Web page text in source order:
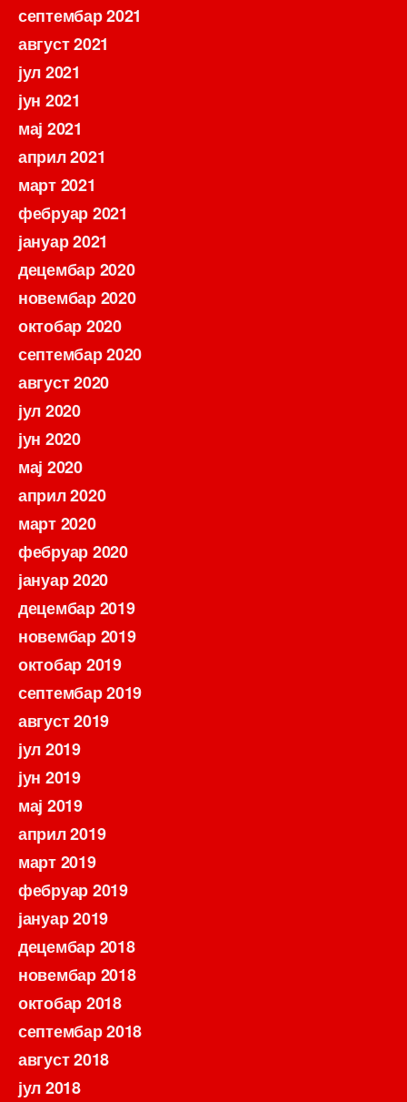
септембар 2021
август 2021
јул 2021
јун 2021
мај 2021
април 2021
март 2021
фебруар 2021
јануар 2021
децембар 2020
новембар 2020
октобар 2020
септембар 2020
август 2020
јул 2020
јун 2020
мај 2020
април 2020
март 2020
фебруар 2020
јануар 2020
децембар 2019
новембар 2019
октобар 2019
септембар 2019
август 2019
јул 2019
јун 2019
мај 2019
април 2019
март 2019
фебруар 2019
јануар 2019
децембар 2018
новембар 2018
октобар 2018
септембар 2018
август 2018
јул 2018